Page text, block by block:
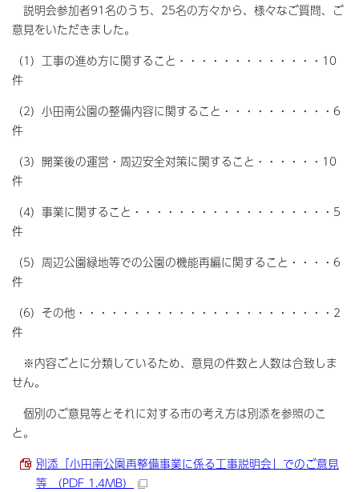
説明会参加者91名のうち、25名の方々から、様々なご質問、ご
意見をいただきました。
（1）工事の進め方に関すること・・・・・・・・・・・・・10
件
（2）小田南公園の整備内容に関すること・・・・・・・・・・6
件
（3）開業後の運営・周辺安全対策に関すること・・・・・・10
件
（4）事業に関すること・・・・・・・・・・・・・・・・・・5
件
（5）周辺公園緑地等での公園の機能再編に関すること・・・・6
件
（6）その他・・・・・・・・・・・・・・・・・・・・・・・2
件
※内容ごとに分類しているため、意見の件数と人数は合致しま
せん。
個別のご意見等とそれに対する市の考え方は別添を参照のこ
と。
別添「小田南公園再整備事業に係る工事説明会」でのご意見
等 （PDF 1.4MB）